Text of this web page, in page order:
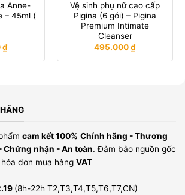
Anne-
– 45ml (
₫
Vệ sinh phụ nữ cao cấp
Pigina (6 gói) – Pigina
Premium Intimate
Cleanser
495.000₫
cam kết 100% Chính hãng - Thương
nhận - An toàn. Đảm bảo nguồn gốc
đơn mua hàng VAT
(8h-22h T2,T3,T4,T5,T6,T7,CN)